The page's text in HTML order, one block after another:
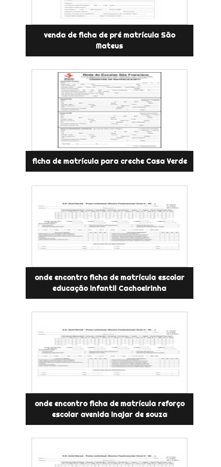
venda de ficha de pré matrícula São
Mateus
ficha de matrícula para creche Casa Verde
onde encontro ficha de matrícula escolar
educação infantil Cachoeirinha
onde encontro ficha de matrícula reforço
escolar avenida inajar de souza